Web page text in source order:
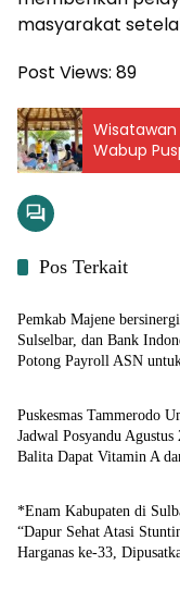
masyarakat
Post Views: 89
Wisatawan
Wabup
Pos Terkait
Input Sulbar
Pemkab Majene
Sulselbar, dan Bank
Potong Payroll ASN
Input Sulbar
Puskesmas Tammerodo
Jadwal Posyandu Agustus
Balita Dapat Vitamin A
Input Sulbar
*Enam Kabupaten di
“Dapur Sehat Atasi
Harganas ke-33,